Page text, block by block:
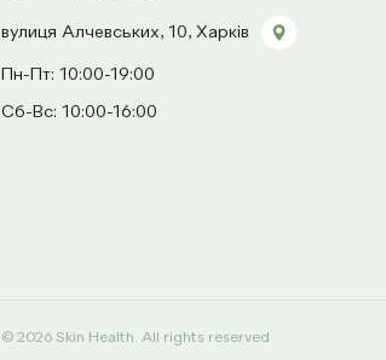
вулиця Алчевських, 10, Харків
Пн-Пт: 10:00-19:00
Сб-Вс: 10:00-16:00
© 2026 Skin Health. All rights reserved